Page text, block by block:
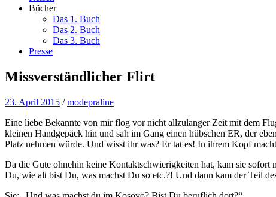
Bücher
Das 1. Buch
Das 2. Buch
Das 3. Buch
Presse
Missverständlicher Flirt
23. April 2015 /modepraline
Eine liebe Bekannte von mir flog vor nicht allzulanger Zeit mit dem
kleinen Handgepäck hin und sah im Gang einen hübschen ER, der
Platz nehmen würde. Und wisst ihr was? Er tat es! In ihrem Kopf
Da die Gute ohnehin keine Kontaktschwierigkeiten hat, kam sie
Du, wie alt bist Du, was machst Du so etc.?! Und dann kam der Teil